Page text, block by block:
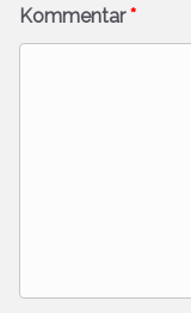
Kommentar*